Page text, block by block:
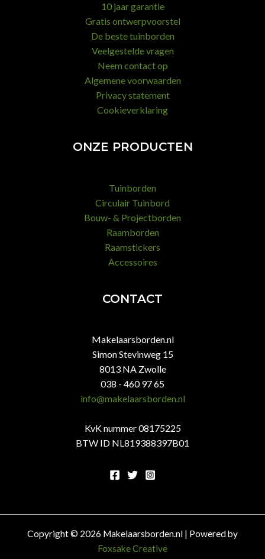
10 jaar garantie
Gratis ontwerpvoorstel
De beste tuinborden
Veelgestelde vragen
Neem contact op
Algemene voorwaarden
Privacy statement
Cookieverklaring
ONZE PRODUCTEN
Tuinborden
Circulair Tuinbord
Bouw- & Projectborden
Raamborden
Raamstickers
Accessoires
CONTACT
Makelaarsborden.nl
Simon Stevinweg 15
8013 NA Zwolle
038 - 460 97 65
info@makelaarsborden.nl
KvK nummer 08175225
BTW ID NL819388397B01
Copyright © 2026 Makelaarsborden.nl | Powered by
Foxsake Creative